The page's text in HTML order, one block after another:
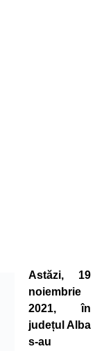
Astăzi, 19
noiembrie
2021, în
județul Alba
s-au